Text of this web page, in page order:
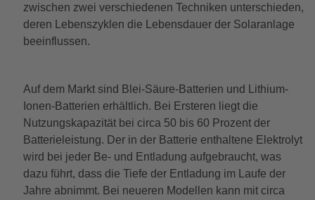
zwischen zwei verschiedenen Techniken unterschieden,
deren Lebenszyklen die Lebensdauer der Solaranlage
beeinflussen.
Auf dem Markt sind Blei-Säure-Batterien und Lithium-
Ionen-Batterien erhältlich. Bei Ersteren liegt die
Nutzungskapazität bei circa 50 bis 60 Prozent der
Batterieleistung. Der in der Batterie enthaltene Elektrolyt
wird bei jeder Be- und Entladung aufgebraucht, was
dazu führt, dass die Tiefe der Entladung im Laufe der
Jahre abnimmt. Bei neueren Modellen kann mit circa